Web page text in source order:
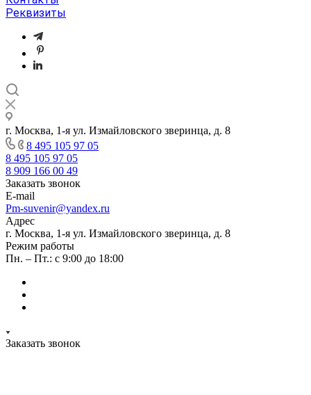
Реквизиты
г. Москва, 1-я ул. Измайловского зверинца, д. 8
8 495 105 97 05
8 495 105 97 05
8 909 166 00 49
Заказать звонок
E-mail
Pm-suvenir@yandex.ru
Адрес
г. Москва, 1-я ул. Измайловского зверинца, д. 8
Режим работы
Пн. – Пт.: с 9:00 до 18:00
Заказать звонок